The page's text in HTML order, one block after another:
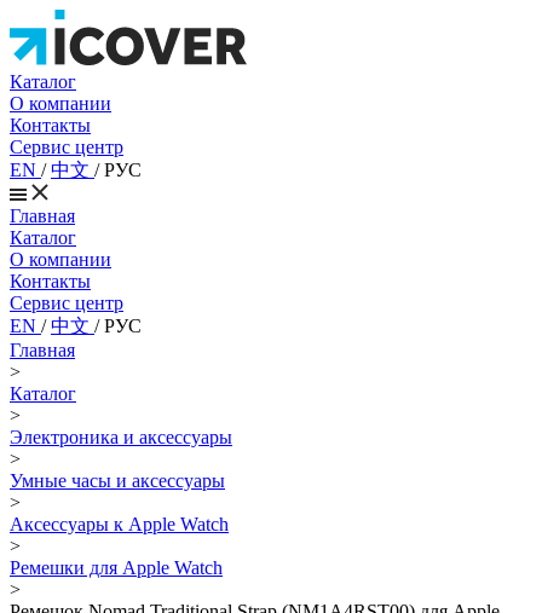
Каталог
О компании
Контакты
Сервис центр
EN /中文 /РУС
Главная
Каталог
О компании
Контакты
Сервис центр
EN /中文 /РУС
Главная
>
Каталог
>
Электроника и аксессуары
>
Умные часы и аксессуары
>
Аксессуары к Apple Watch
>
Ремешки для Apple Watch
>